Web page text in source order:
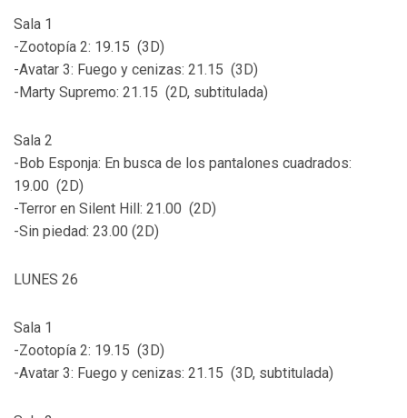
Sala 1
-Zootopía 2: 19.15 (3D)
-Avatar 3: Fuego y cenizas: 21.15 (3D)
-Marty Supremo: 21.15 (2D, subtitulada)
Sala 2
-Bob Esponja: En busca de los pantalones cuadrados:
19.00 (2D)
-Terror en Silent Hill: 21.00 (2D)
-Sin piedad: 23.00 (2D)
LUNES 26
Sala 1
-Zootopía 2: 19.15 (3D)
-Avatar 3: Fuego y cenizas: 21.15 (3D, subtitulada)